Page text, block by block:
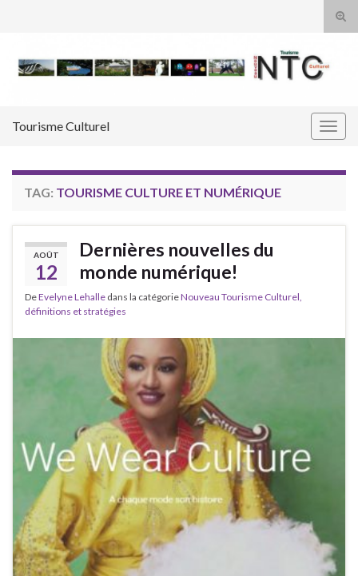
Tourisme Culturel
TAG: TOURISME CULTURE ET NUMÉRIQUE
AOÛT
12
Dernières nouvelles du
monde numérique!
DeEvelyne Lehalle dans la catégorieNouveau Tourisme Culturel,
définitions et stratégies